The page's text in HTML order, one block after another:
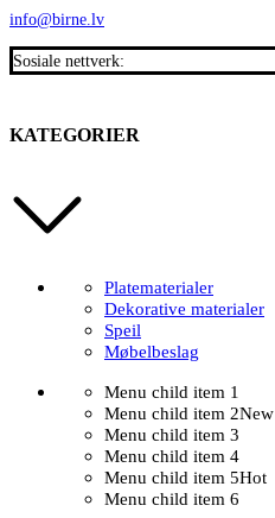
info@birne.lv
Sosiale nettverk:
KATEGORIER
Platematerialer
Dekorative materialer
Speil
Møbelbeslag
Menu child item 1
Menu child item 2New
Menu child item 3
Menu child item 4
Menu child item 5Hot
Menu child item 6